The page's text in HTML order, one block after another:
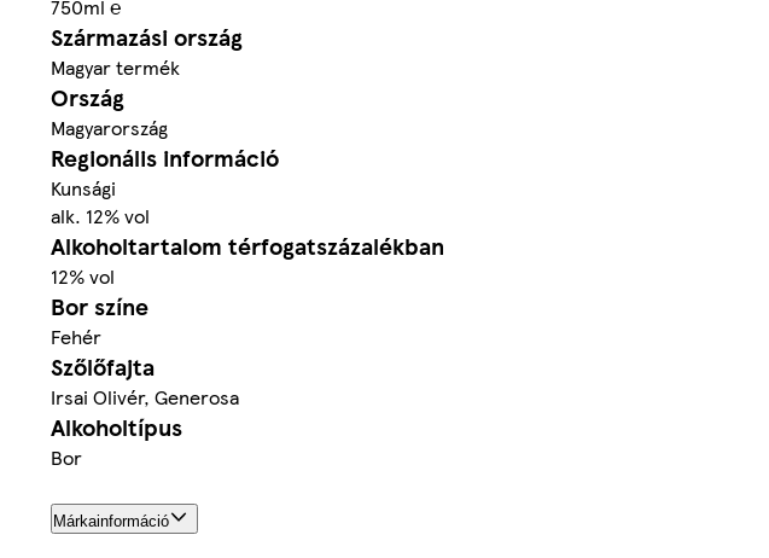
750ml ℮
Származási ország
Magyar termék
Ország
Magyarország
Regionális információ
Kunsági
alk. 12% vol
Alkoholtartalom térfogatszázalékban
12% vol
Bor színe
Fehér
Szőlőfajta
Irsai Olivér, Generosa
Alkoholtípus
Bor
Márkainformáció